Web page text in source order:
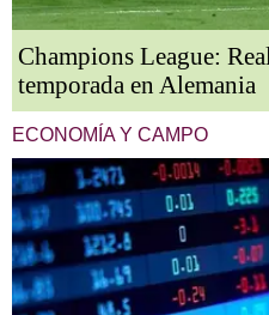
Champions League:
temporada en Alemania
ECONOMÍA Y CAMPO